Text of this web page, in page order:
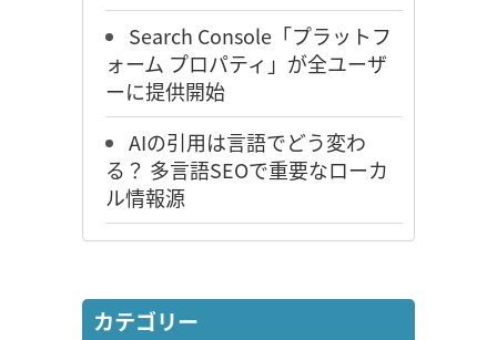
Search Console「プラットフ
ォーム プロパティ」が全ユーザ
ーに提供開始
AIの引用は言語でどう変わ
る？ 多言語SEOで重要なローカ
ル情報源
カテゴリー